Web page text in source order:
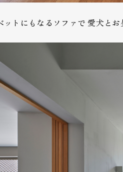
ットにもなるソファで 愛犬とお